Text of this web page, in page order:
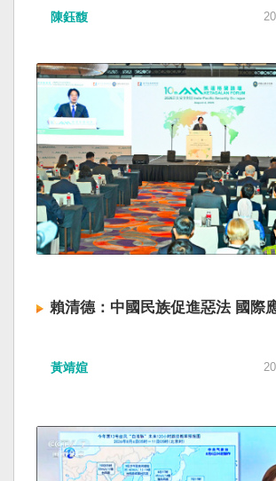
年華」，其中一日站長體驗活動，
（讀者提供） 車埕鐵道音樂嘉年華
立國家識別審核機制 為慶祝集集線
觀光署日月潭風景區管理處（日管
埕火車站鐵道廣場舉辦「鐵道音樂
中一日站長體驗活動，竟然提供多
徽的車長帽供民眾配戴拍照，令家
處表示，委辦廠商忘記把首次買錯
走，另一組場佈人員就全部布置，
現場再次檢查，對此深感抱歉。觀
秀則表示，會對相關人員進行懲處
商輕忽 日管處監督不力將懲處 台中
被發現介紹中央主管機關配圖竟是
徽」，引發民眾質疑台中市府「自行
佈置「我在車埕站等你」立牌，現
家長、小孩戴著拍照，這是公家單
動，實在非常離譜。 日管處表示，
網買了兩次帽子，第一次貨品寄到
陳鈺馥
賴清德：中國民族促進惡法 國際
「民族團結進步促進法」對各國人
統賴清德昨日於凱達格蘭論壇致詞
「民促法」不僅侵害台灣主權，更
壓，對世界各國人民進行政治審查
黃靖媗